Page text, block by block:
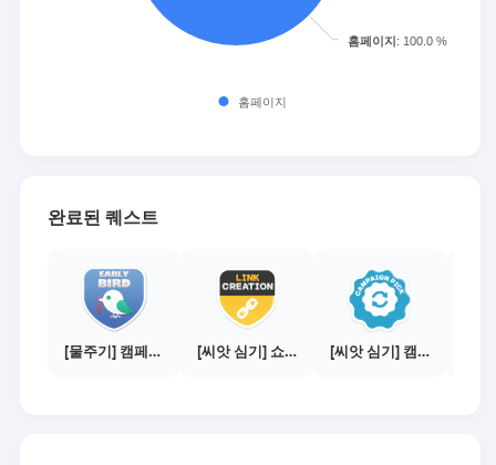
완료된 퀘스트
[물주기] 캠페인 참여하기 [씨앗 심기] 쇼핑몰 링크 발급하기 - 제휴몰 10곳 [씨앗 심기] 캠페인 전환하기